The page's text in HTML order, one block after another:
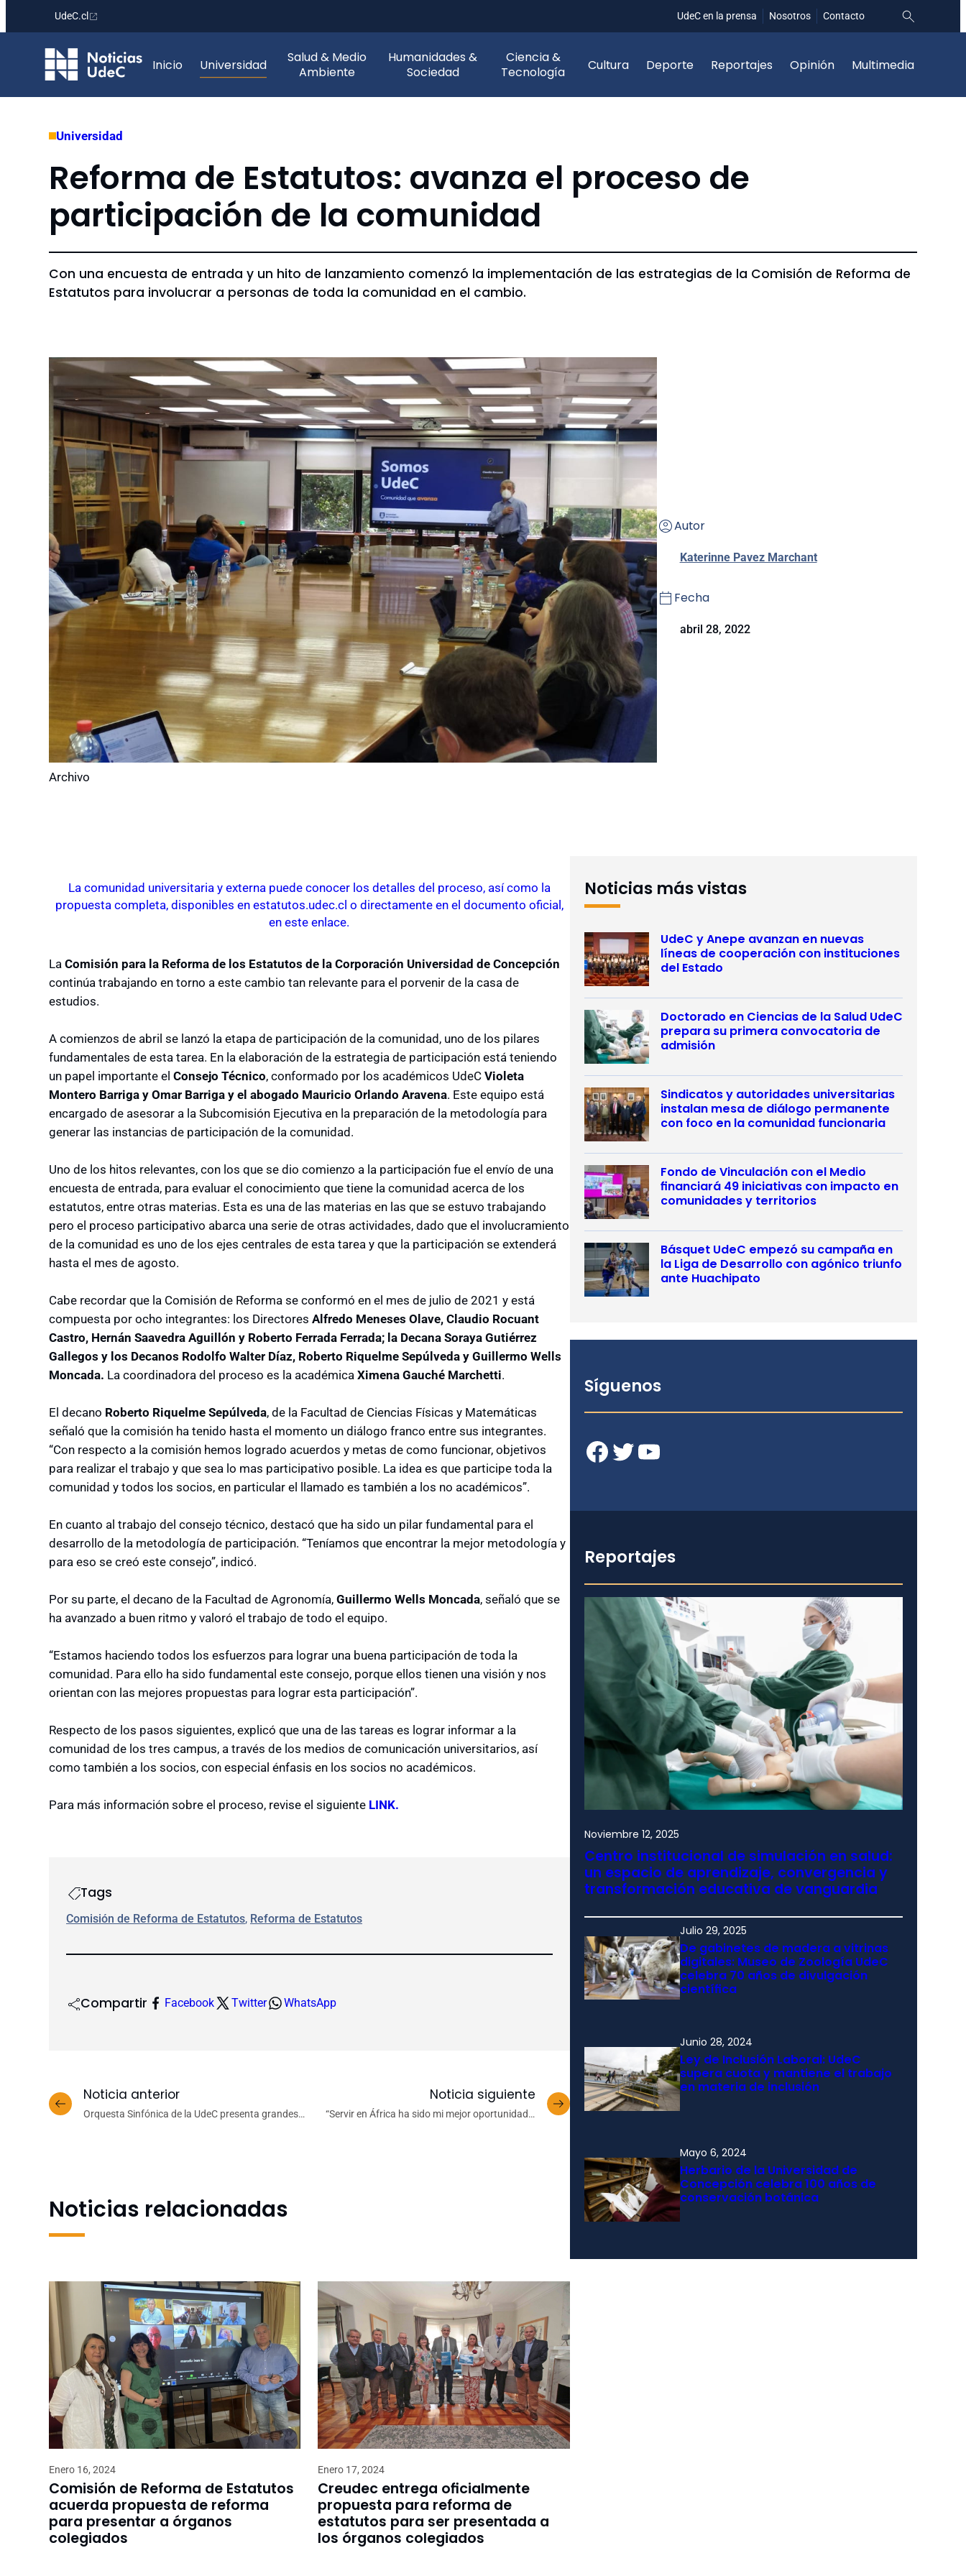
contenido
UdeC.cl UdeC en la prensa Nosotros Contacto
Inicio Universidad
Salud & Medio
Ambiente
Humanidades &
Sociedad
Ciencia &
Tecnología
Cultura Deporte Reportajes Opinión Multimedia
Universidad
Reforma de Estatutos: avanza el proceso de
participación de la comunidad
Con una encuesta de entrada y un hito de lanzamiento comenzó la implementación de las estrategias de la Comisión de Reforma de
Estatutos para involucrar a personas de toda la comunidad en el cambio.
Archivo
Autor
Katerinne Pavez Marchant
Fecha
abril 28, 2022
La comunidad universitaria y externa puede conocer los detalles del proceso, así como la
propuesta completa, disponibles en estatutos.udec.cl o directamente en el documento oficial,
en este enlace.
La Comisión para la Reforma de los Estatutos de la Corporación Universidad de Concepción
continúa trabajando en torno a este cambio tan relevante para el porvenir de la casa de
estudios.
A comienzos de abril se lanzó la etapa de participación de la comunidad, uno de los pilares
fundamentales de esta tarea. En la elaboración de la estrategia de participación está teniendo
un papel importante el Consejo Técnico, conformado por los académicos UdeC Violeta
Montero Barriga y Omar Barriga y el abogado Mauricio Orlando Aravena. Este equipo está
encargado de asesorar a la Subcomisión Ejecutiva en la preparación de la metodología para
generar las instancias de participación de la comunidad.
Uno de los hitos relevantes, con los que se dio comienzo a la participación fue el envío de una
encuesta de entrada, para evaluar el conocimiento que tiene la comunidad acerca de los
estatutos, entre otras materias. Esta es una de las materias en las que se estuvo trabajando
pero el proceso participativo abarca una serie de otras actividades, dado que el involucramiento
de la comunidad es uno de los ejes centrales de esta tarea y que la participación se extenderá
hasta el mes de agosto.
Cabe recordar que la Comisión de Reforma se conformó en el mes de julio de 2021 y está
compuesta por ocho integrantes: los Directores Alfredo Meneses Olave, Claudio Rocuant
Castro, Hernán Saavedra Aguillón y Roberto Ferrada Ferrada; la Decana Soraya Gutiérrez
Gallegos y los Decanos Rodolfo Walter Díaz, Roberto Riquelme Sepúlveda y Guillermo Wells
Moncada. La coordinadora del proceso es la académica Ximena Gauché Marchetti.
El decano Roberto Riquelme Sepúlveda, de la Facultad de Ciencias Físicas y Matemáticas
señaló que la comisión ha tenido hasta el momento un diálogo franco entre sus integrantes.
“Con respecto a la comisión hemos logrado acuerdos y metas de como funcionar, objetivos
para realizar el trabajo y que sea lo mas participativo posible. La idea es que participe toda la
comunidad y todos los socios, en particular el llamado es también a los no académicos”.
En cuanto al trabajo del consejo técnico, destacó que ha sido un pilar fundamental para el
desarrollo de la metodología de participación. “Teníamos que encontrar la mejor metodología y
para eso se creó este consejo”, indicó.
Por su parte, el decano de la Facultad de Agronomía, Guillermo Wells Moncada, señaló que se
ha avanzado a buen ritmo y valoró el trabajo de todo el equipo.
“Estamos haciendo todos los esfuerzos para lograr una buena participación de toda la
comunidad. Para ello ha sido fundamental este consejo, porque ellos tienen una visión y nos
orientan con las mejores propuestas para lograr esta participación”.
Respecto de los pasos siguientes, explicó que una de las tareas es lograr informar a la
comunidad de los tres campus, a través de los medios de comunicación universitarios, así
como también a los socios, con especial énfasis en los socios no académicos.
Para más información sobre el proceso, revise el siguiente LINK.
Tags
Comisión de Reforma de Estatutos, Reforma de Estatutos
Compartir Facebook Twitter WhatsApp
Noticia anterior
Orquesta Sinfónica de la UdeC presenta grandes
Noticia siguiente
“Servir en África ha sido mi mejor oportunidad»:
Noticias relacionadas
Enero 16, 2024
Comisión de Reforma de Estatutos
acuerda propuesta de reforma
para presentar a órganos
colegiados
Enero 17, 2024
Creudec entrega oficialmente
propuesta para reforma de
estatutos para ser presentada a
los órganos colegiados
Noticias más vistas
UdeC y Anepe avanzan en nuevas
líneas de cooperación con instituciones
del Estado
Doctorado en Ciencias de la Salud UdeC
prepara su primera convocatoria de
admisión
Sindicatos y autoridades universitarias
instalan mesa de diálogo permanente
con foco en la comunidad funcionaria
Fondo de Vinculación con el Medio
financiará 49 iniciativas con impacto en
comunidades y territorios
Básquet UdeC empezó su campaña en
la Liga de Desarrollo con agónico triunfo
ante Huachipato
Síguenos
Facebook Twitter YouTube
Reportajes
Noviembre 12, 2025
Centro institucional de simulación en salud:
un espacio de aprendizaje, convergencia y
transformación educativa de vanguardia
Julio 29, 2025
De gabinetes de madera a vitrinas
digitales: Museo de Zoología UdeC
celebra 70 años de divulgación
científica
Junio 28, 2024
Ley de Inclusión Laboral: UdeC
supera cuota y mantiene el trabajo
en materia de inclusión
Mayo 6, 2024
Herbario de la Universidad de
Concepción celebra 100 años de
conservación botánica